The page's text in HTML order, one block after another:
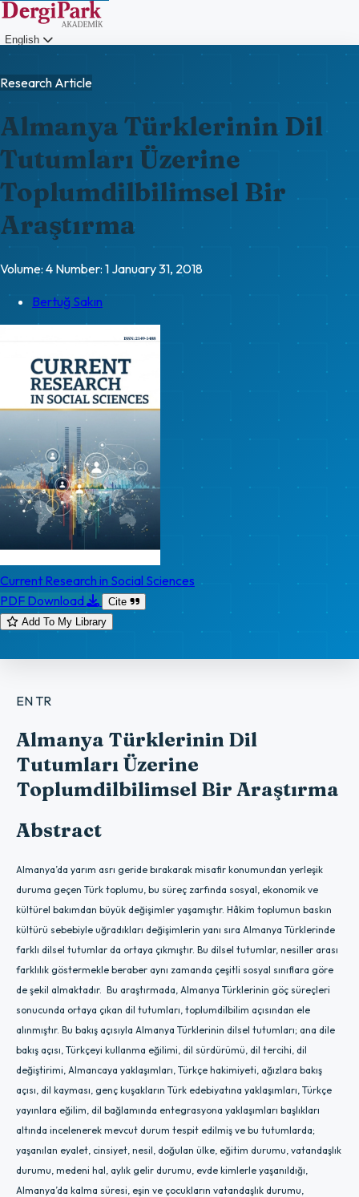
English
Login
Research Article
Almanya Türklerinin Dil
Tutumları Üzerine
Toplumdilbilimsel Bir
Araştırma
Volume: 4 Number: 1 January 31, 2018
Bertuğ Sakın
Current Research in Social Sciences
PDF Download
Cite
Add To My Library
EN TR
Almanya Türklerinin Dil
Tutumları Üzerine
Toplumdilbilimsel Bir Araştırma
Abstract
Almanya’da yarım asrı geride bırakarak misafir konumundan yerleşik
duruma geçen Türk toplumu, bu süreç zarfında sosyal, ekonomik ve
kültürel bakımdan büyük değişimler yaşamıştır. Hâkim toplumun baskın
kültürü sebebiyle uğradıkları değişimlerin yanı sıra Almanya Türklerinde
farklı dilsel tutumlar da ortaya çıkmıştır. Bu dilsel tutumlar, nesiller arası
farklılık göstermekle beraber aynı zamanda çeşitli sosyal sınıflara göre
de şekil almaktadır. Bu araştırmada, Almanya Türklerinin göç süreçleri
sonucunda ortaya çıkan dil tutumları, toplumdilbilim açısından ele
alınmıştır. Bu bakış açısıyla Almanya Türklerinin dilsel tutumları; ana dile
bakış açısı, Türkçeyi kullanma eğilimi, dil sürdürümü, dil tercihi, dil
değiştirimi, Almancaya yaklaşımları, Türkçe hakimiyeti, ağızlara bakış
açısı, dil kayması, genç kuşakların Türk edebiyatına yaklaşımları, Türkçe
yayınlara eğilim, dil bağlamında entegrasyona yaklaşımları başlıkları
altında incelenerek mevcut durum tespit edilmiş ve bu tutumlarda;
yaşanılan eyalet, cinsiyet, nesil, doğulan ülke, eğitim durumu, vatandaşlık
durumu, medeni hal, aylık gelir durumu, evde kimlerle yaşanıldığı,
Almanya’da kalma süresi, eşin ve çocukların vatandaşlık durumu,